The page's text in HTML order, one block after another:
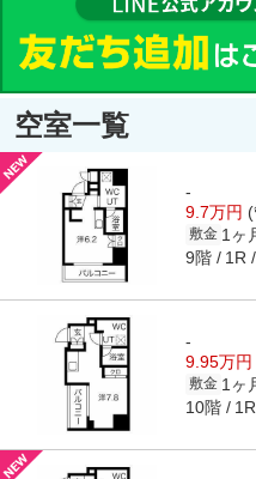
空室一覧
-
9.7万円
敷金 1ヶ
9階 1R
-
9.95万円
敷金 1ヶ
10階